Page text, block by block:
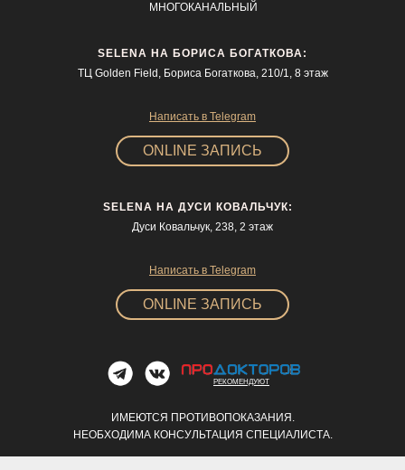
SELENA НА БОРИСА БОГАТКОВА:
ТЦ Golden Field, Бориса Богаткова, 210/1, 8 этаж
Написать в Telegram
SELENA НА ДУСИ КОВАЛЬЧУК:
Дуси Ковальчук, 238, 2 этаж
Написать в Telegram
МНОГОКАНАЛЬНЫЙ
ONLINE ЗАПИСЬ
ONLINE ЗАПИСЬ
РЕКОМЕНДУЮТ
ИМЕЮТСЯ ПРОТИВОПОКАЗАНИЯ.
НЕОБХОДИМА КОНСУЛЬТАЦИЯ СПЕЦИАЛИСТА.